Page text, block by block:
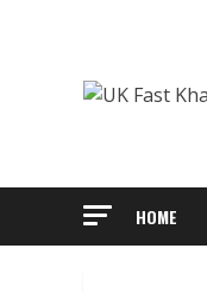
HOME